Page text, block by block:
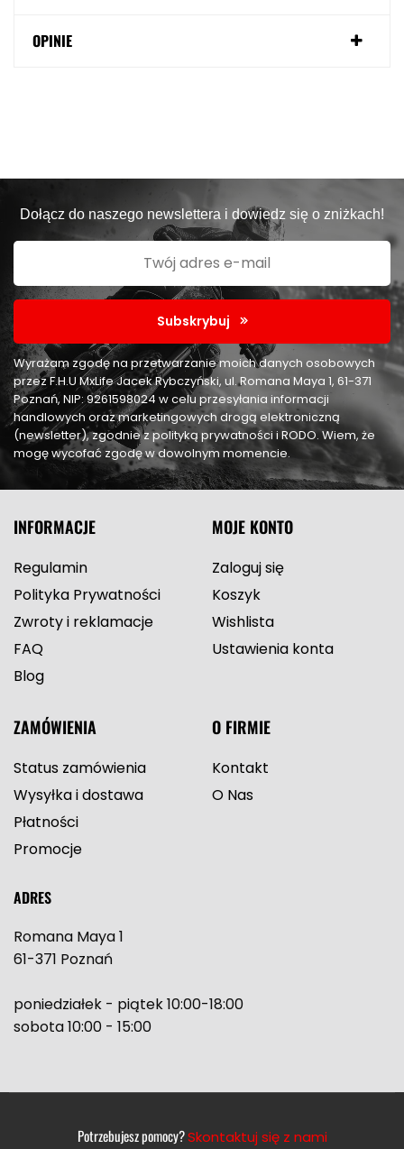
OPINIE
Dołącz do naszego newslettera i dowiedz się o zniżkach!
Subskrybuj
Wyrażam zgodę na przetwarzanie moich danych osobowych
przez F.H.U MxLife Jacek Rybczyński, ul. Romana Maya 1, 61-371
Poznań, NIP: 9261598024 w celu przesyłania informacji
handlowych oraz marketingowych drogą elektroniczną
(newsletter), zgodnie z polityką prywatności i RODO. Wiem, że
mogę wycofać zgodę w dowolnym momencie.
INFORMACJE
Regulamin
Polityka Prywatności
Zwroty i reklamacje
FAQ
Blog
MOJE KONTO
Zaloguj się
Koszyk
Wishlista
Ustawienia konta
ZAMÓWIENIA
Status zamówienia
Wysyłka i dostawa
Płatności
Promocje
O FIRMIE
Kontakt
O Nas
ADRES
Romana Maya 1
61-371 Poznań
poniedziałek - piątek 10:00-18:00
sobota 10:00 - 15:00
Potrzebujesz pomocy?Skontaktuj się z nami